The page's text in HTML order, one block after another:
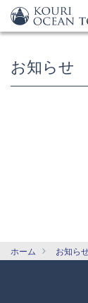
お知らせ
ホーム お知ら